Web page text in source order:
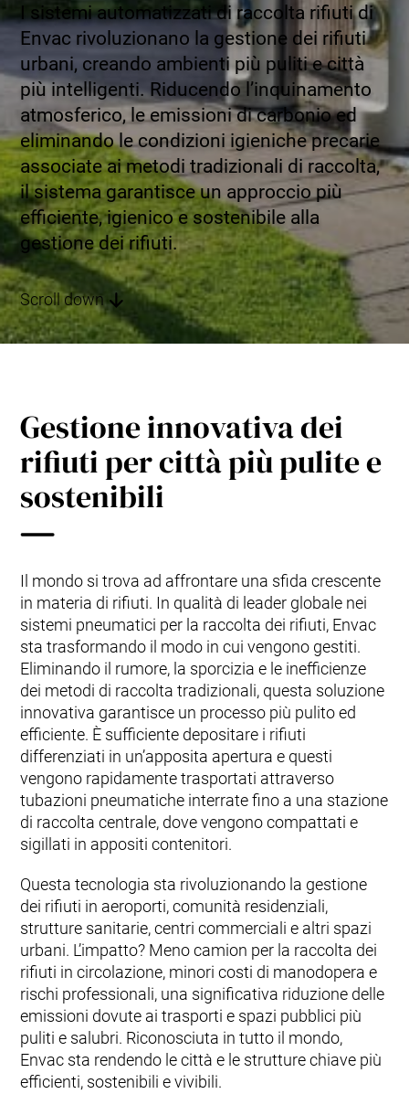
I sistemi automatizzati di raccolta rifiuti di
Envac rivoluzionano la gestione dei rifiuti
urbani, creando ambienti più puliti e città
più intelligenti. Riducendo l’inquinamento
atmosferico, le emissioni di carbonio ed
eliminando le condizioni igieniche precarie
associate ai metodi tradizionali di raccolta,
il sistema garantisce un approccio più
efficiente, igienico e sostenibile alla
gestione dei rifiuti.
Scroll down
Gestione innovativa dei
rifiuti per città più pulite e
sostenibili
Il mondo si trova ad affrontare una sfida crescente
in materia di rifiuti. In qualità di leader globale nei
sistemi pneumatici per la raccolta dei rifiuti, Envac
sta trasformando il modo in cui vengono gestiti.
Eliminando il rumore, la sporcizia e le inefficienze
dei metodi di raccolta tradizionali, questa soluzione
innovativa garantisce un processo più pulito ed
efficiente. È sufficiente depositare i rifiuti
differenziati in un’apposita apertura e questi
vengono rapidamente trasportati attraverso
tubazioni pneumatiche interrate fino a una stazione
di raccolta centrale, dove vengono compattati e
sigillati in appositi contenitori.
Questa tecnologia sta rivoluzionando la gestione
dei rifiuti in aeroporti, comunità residenziali,
strutture sanitarie, centri commerciali e altri spazi
urbani. L’impatto? Meno camion per la raccolta dei
rifiuti in circolazione, minori costi di manodopera e
rischi professionali, una significativa riduzione delle
emissioni dovute ai trasporti e spazi pubblici più
puliti e salubri. Riconosciuta in tutto il mondo,
Envac sta rendendo le città e le strutture chiave più
efficienti, sostenibili e vivibili.